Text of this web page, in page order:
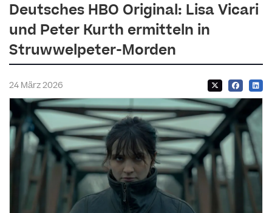
Deutsches HBO Original: Lisa Vicari
und Peter Kurth ermitteln in
Struwwelpeter-Morden
24 März 2026